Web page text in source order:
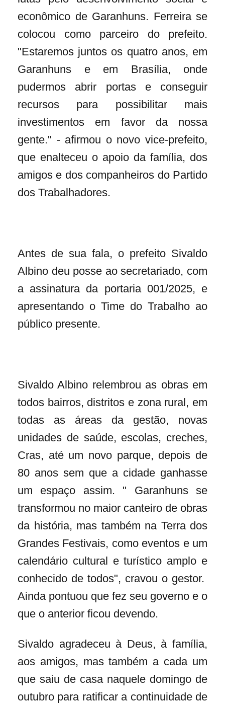
econômico de Garanhuns. Ferreira se
colocou como parceiro do prefeito.
"Estaremos juntos os quatro anos, em
Garanhuns e em Brasília, onde
pudermos abrir portas e conseguir
recursos para possibilitar mais
investimentos em favor da nossa
gente." - afirmou o novo vice-prefeito,
que enalteceu o apoio da família, dos
amigos e dos companheiros do Partido
dos Trabalhadores.
Antes de sua fala, o prefeito Sivaldo
Albino deu posse ao secretariado, com
a assinatura da portaria 001/2025, e
apresentando o Time do Trabalho ao
público presente.
Sivaldo Albino relembrou as obras em
todos bairros, distritos e zona rural, em
todas as áreas da gestão, novas
unidades de saúde, escolas, creches,
Cras, até um novo parque, depois de
80 anos sem que a cidade ganhasse
um espaço assim. " Garanhuns se
transformou no maior canteiro de obras
da história, mas também na Terra dos
Grandes Festivais, como eventos e um
calendário cultural e turístico amplo e
conhecido de todos", cravou o gestor.
Ainda pontuou que fez seu governo e o
que o anterior ficou devendo.
Sivaldo agradeceu à Deus, à família,
aos amigos, mas também a cada um
que saiu de casa naquele domingo de
outubro para ratificar a continuidade de